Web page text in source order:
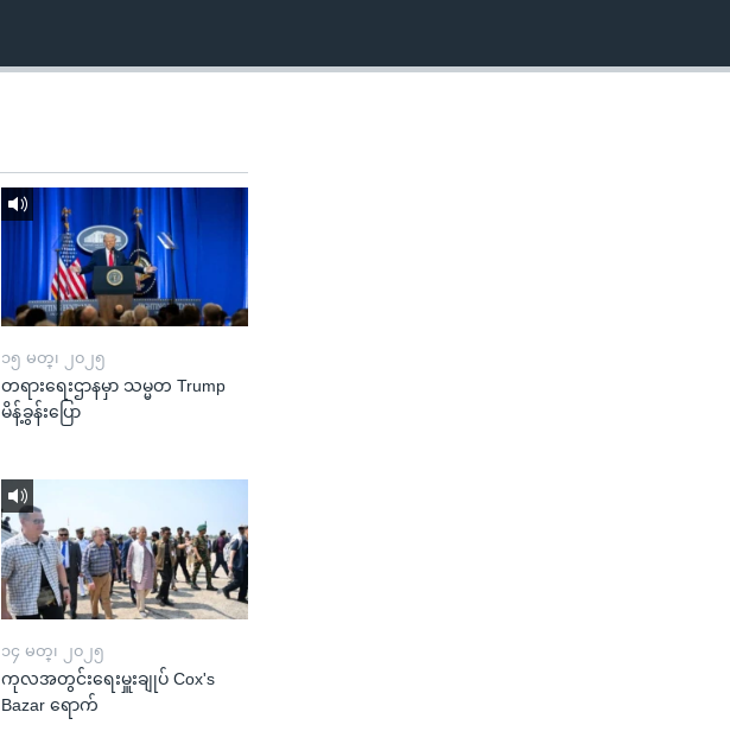
၁၅ မတ္၊ ၂၀၂၅
တရားရေးဌာနမှာ သမ္မတ Trump
မိန့်ခွန်းပြော
၁၄ မတ္၊ ၂၀၂၅
ကုလအတွင်းရေးမှူးချုပ် Cox's
Bazar ရောက်